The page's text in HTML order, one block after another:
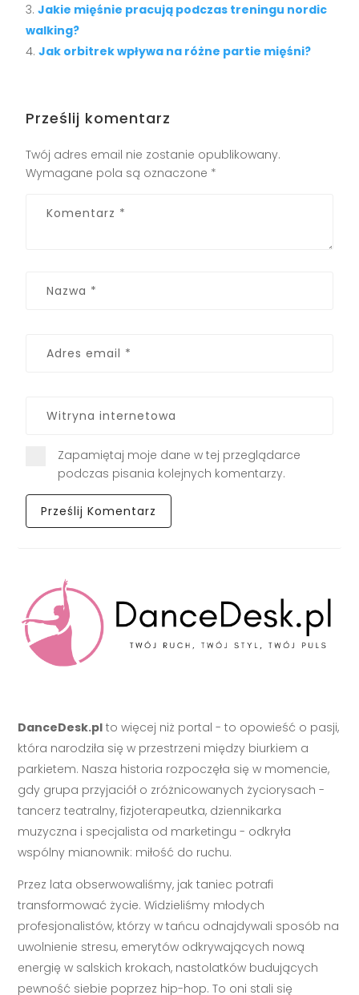
Jakie mięśnie pracują podczas treningu nordic
walking?
Jak orbitrek wpływa na różne partie mięśni?
Prześlij komentarz
Twój adres email nie zostanie opublikowany.
Wymagane pola są oznaczone *
Zapamiętaj moje dane w tej przeglądarce
podczas pisania kolejnych komentarzy.
DanceDesk.pl to więcej niż portal - to opowieść o pasji,
która narodziła się w przestrzeni między biurkiem a
parkietem. Nasza historia rozpoczęła się w momencie,
gdy grupa przyjaciół o zróżnicowanych życiorysach -
tancerz teatralny, fizjoterapeutka, dziennikarka
muzyczna i specjalista od marketingu - odkryła
wspólny mianownik: miłość do ruchu.
Przez lata obserwowaliśmy, jak taniec potrafi
transformować życie. Widzieliśmy młodych
profesjonalistów, którzy w tańcu odnajdywali sposób na
uwolnienie stresu, emerytów odkrywających nową
energię w salskich krokach, nastolatków budujących
pewność siebie poprzez hip-hop. To oni stali się